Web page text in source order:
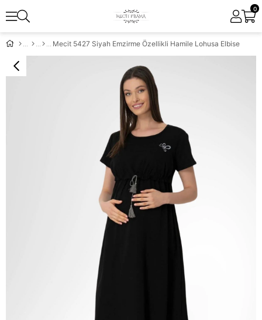
0
Mecit 5427 Siyah Emzirme Özellikli Hamile Lohusa Elbise